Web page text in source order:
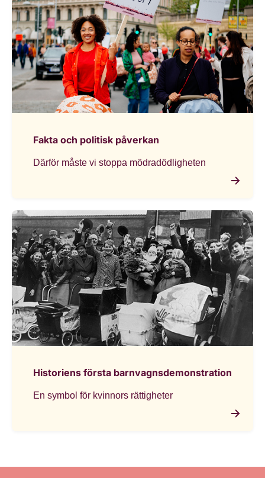
Fakta och politisk påverkan
Därför måste vi stoppa mödradödligheten
Historiens första barnvagnsdemonstration
En symbol för kvinnors rättigheter